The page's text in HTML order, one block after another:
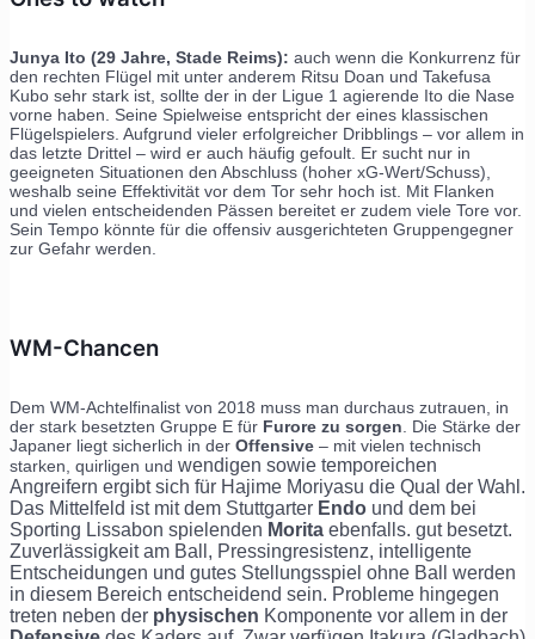
Junya Ito (29 Jahre, Stade Reims): auch wenn die Konkurrenz für
den rechten Flügel mit unter anderem Ritsu Doan und Takefusa
Kubo sehr stark ist, sollte der in der Ligue 1 agierende Ito die Nase
vorne haben. Seine Spielweise entspricht der eines klassischen
Flügelspielers. Aufgrund vieler erfolgreicher Dribblings – vor allem in
das letzte Drittel – wird er auch häufig gefoult. Er sucht nur in
geeigneten Situationen den Abschluss (hoher xG-Wert/Schuss),
weshalb seine Effektivität vor dem Tor sehr hoch ist. Mit Flanken
und vielen entscheidenden Pässen bereitet er zudem viele Tore vor.
Sein Tempo könnte für die offensiv ausgerichteten Gruppengegner
zur Gefahr werden.
WM-Chancen
Dem WM-Achtelfinalist von 2018 muss man durchaus zutrauen, in
der stark besetzten Gruppe E für Furore zu sorgen . Die Stärke der
Japaner liegt sicherlich in der Offensive – mit vielen technisch
starken, quirligen und wendigen sowie temporeichen
Angreifern ergibt sich für Hajime Moriyasu die Qual der Wahl.
Das Mittelfeld ist mit dem Stuttgarter Endo und dem bei
Sporting Lissabon spielenden Morita ebenfalls. gut besetzt.
Zuverlässigkeit am Ball, Pressingresistenz, intelligente
Entscheidungen und gutes Stellungsspiel ohne Ball werden
in diesem Bereich entscheidend sein. Probleme hingegen
treten neben der physischen Komponente vor allem in der